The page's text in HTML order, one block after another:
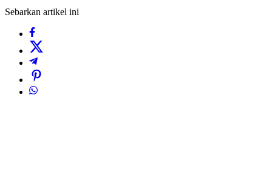
Sebarkan artikel ini